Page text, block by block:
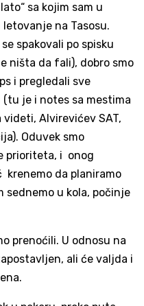
sa kojim sam u
na Tasosu.
spakovali po spisku
ništa da fali), dobro smo
i pregledali sve
je i notes sa mestima
Alvirevićev SAT,
Oduvek smo
prioriteta, i onog
krenemo da planiramo
sednemo u kola, počinje
prenoćili. U odnosu na
ali će valjda i